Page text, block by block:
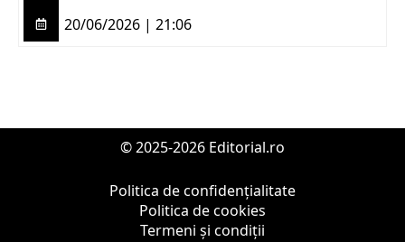
20/06/2026 | 21:06
© 2025-2026 Editorial.ro
Politica de confidențialitate
Politica de cookies
Termeni și condiții